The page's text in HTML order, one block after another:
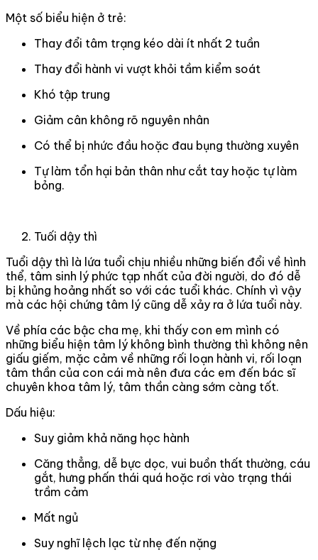
Một số biểu hiện ở trẻ:
Thay đổi tâm trạng kéo dài ít nhất 2 tuần
Thay đổi hành vi vượt khỏi tầm kiểm soát
Khó tập trung
Giảm cân không rõ nguyên nhân
Có thể bị nhức đầu hoặc đau bụng thường xuyên
Tự làm tổn hại bản thân như cắt tay hoặc tự làm
bỏng.
Tuối dậy thì
Tuổi dậy thì là lứa tuổi chịu nhiều những biến đổi về hình
thể, tâm sinh lý phức tạp nhất của đời người, do đó dễ
bị khủng hoảng nhất so với các tuổi khác. Chính vì vậy
mà các hội chứng tâm lý cũng dễ xảy ra ở lứa tuổi này.
Về phía các bậc cha mẹ, khi thấy con em mình có
những biểu hiện tâm lý không bình thường thì không nên
giấu giếm, mặc cảm về những rối loạn hành vi, rối loạn
tâm thần của con cái mà nên đưa các em đến bác sĩ
chuyên khoa tâm lý, tâm thần càng sớm càng tốt.
Dấu hiệu:
Suy giảm khả năng học hành
Căng thẳng, dễ bực dọc, vui buồn thất thường, cáu
gắt, hưng phấn thái quá hoặc rơi vào trạng thái
trầm cảm
Mất ngủ
Suy nghĩ lệch lạc từ nhẹ đến nặng